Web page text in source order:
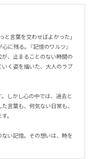
と言葉を交わせばよかった」
に残る。『記憶のワルツ』
、止まることのない時間の
く姿を描いた、大人のラブ
しかし心の中では、過去と
言葉も、何気ない日常も、
。
い記憶。その想いは、時を